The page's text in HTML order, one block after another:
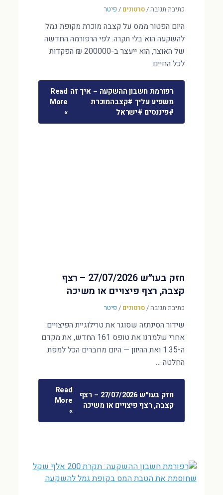
כתיבת תגובה/סרטונים / פיטר
היום הפטור ממס על קצבה מוכרת מקופת גמל
להשקעה הוא בלי תקרה. לפי הרפורמה החדשה
של האוצר, הוא ייעצר ב-200000 ₪ הפקדות
לכל החיים.
רפורמת חשבון ההשקעה – איך זה
משפיע עליך #קצבהמוכרת
#פיננסים #ישראל
Read
More
»
חזק בעו״ש 27/07/2026 – רצף
קצבה, רצף פיצויים או משיכה
כתיבת תגובה/סרטונים / פיטר
שידור הסינתזה שסוגר את טרילוגיית הפיצויים:
אחרי שלמדנו את טופס 161 החדש, את מקדם
ה-1.35 ואת ההיוון — היום מחברים הכל למפת
החלטה …
חזק בעו״ש 27/07/2026 – רצף
קצבה, רצף פיצויים או משיכה
Read
More
»